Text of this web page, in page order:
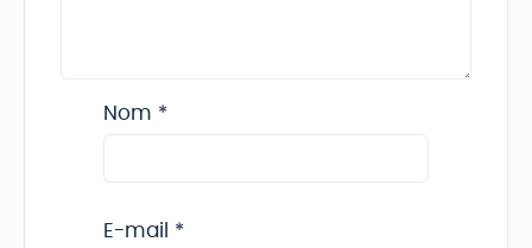
Nom *
E-mail *